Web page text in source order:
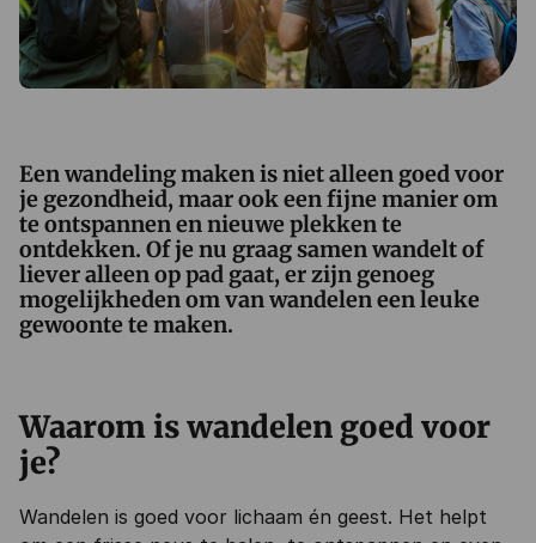
Een wandeling maken is niet alleen goed voor
je gezondheid, maar ook een fijne manier om
te ontspannen en nieuwe plekken te
ontdekken. Of je nu graag samen wandelt of
liever alleen op pad gaat, er zijn genoeg
mogelijkheden om van wandelen een leuke
gewoonte te maken.
Waarom is wandelen goed voor
je?
Wandelen is goed voor lichaam én geest. Het helpt